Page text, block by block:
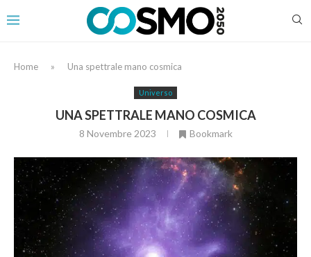
Home » Una spettrale mano cosmica
Universo
UNA SPETTRALE MANO COSMICA
8 Novembre 2023 Bookmark